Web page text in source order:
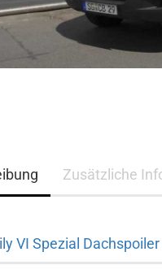
Zusätzliche
VI Spezial